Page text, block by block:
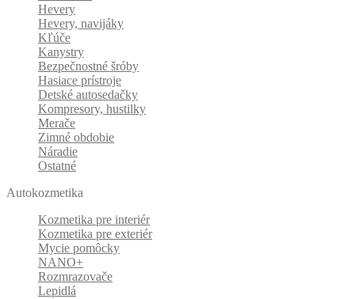
Hevery
Hevery, navijáky
Kľúče
Kanystry
Bezpečnostné šróby
Hasiace prístroje
Detské autosedačky
Kompresory, hustilky
Merače
Zimné obdobie
Náradie
Ostatné
Autokozmetika
Kozmetika pre interiér
Kozmetika pre exteriér
Mycie pomôcky
NANO+
Rozmrazovače
Lepidlá